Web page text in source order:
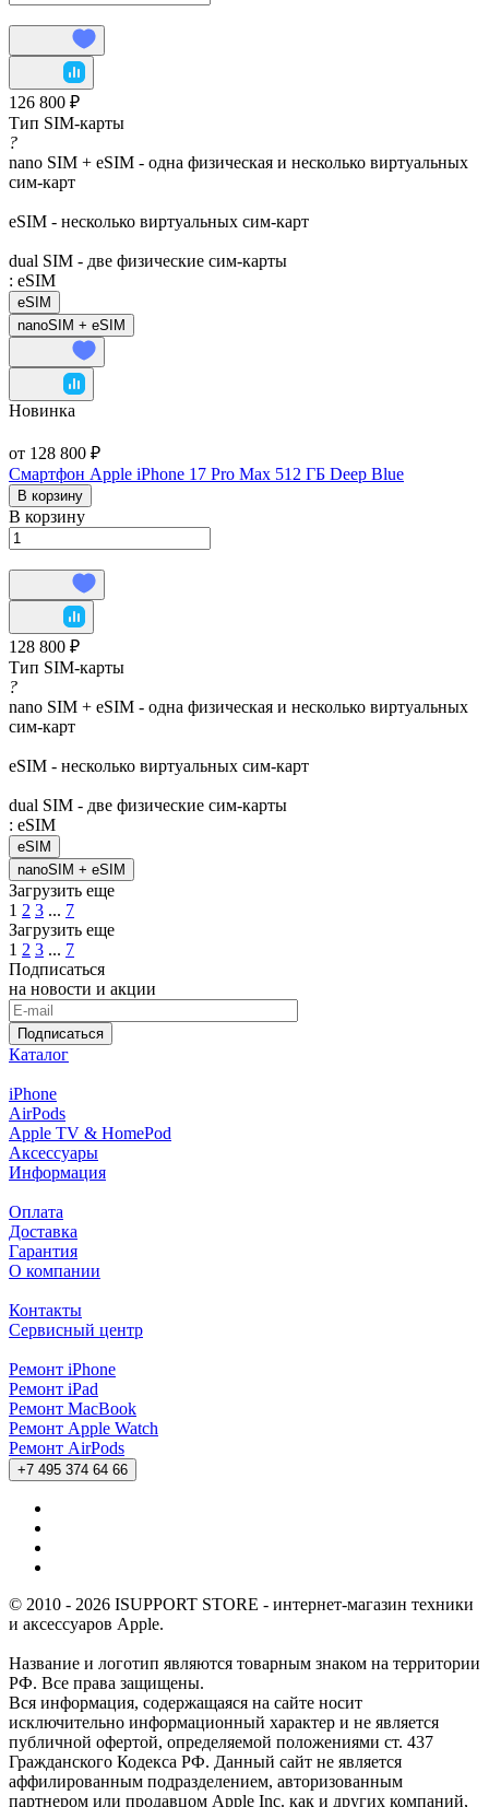
126 800 ₽
Тип SIM-карты
?
nano SIM + eSIM - одна физическая и несколько виртуальных
сим-карт
eSIM - несколько виртуальных сим-карт
dual SIM - две физические сим-карты
: eSIM
eSIM
nanoSIM + eSIM
Новинка
от 128 800 ₽
Смартфон Apple iPhone 17 Pro Max 512 ГБ Deep Blue
В корзину
В корзину
128 800 ₽
Тип SIM-карты
?
nano SIM + eSIM - одна физическая и несколько виртуальных
сим-карт
eSIM - несколько виртуальных сим-карт
dual SIM - две физические сим-карты
: eSIM
eSIM
nanoSIM + eSIM
Загрузить еще
1 2 3 ... 7
Загрузить еще
1 2 3 ... 7
Подписаться
на новости и акции
Подписаться
Каталог
iPhone
AirPods
Apple TV & HomePod
Аксессуары
Информация
Оплата
Доставка
Гарантия
О компании
Контакты
Сервисный центр
Ремонт iPhone
Ремонт iPad
Ремонт MacBook
Ремонт Apple Watch
Ремонт AirPods
+7 495 374 64 66
© 2010 - 2026 ISUPPORT STORE - интернет-магазин техники
и аксессуаров Apple.
Название и логотип являются товарным знаком на территории
РФ. Все права защищены.
Вся информация, содержащаяся на сайте носит
исключительно информационный характер и не является
публичной офертой, определяемой положениями ст. 437
Гражданского Кодекса РФ. Данный сайт не является
аффилированным подразделением, авторизованным
партнером или продавцом Apple Inc. как и других компаний,